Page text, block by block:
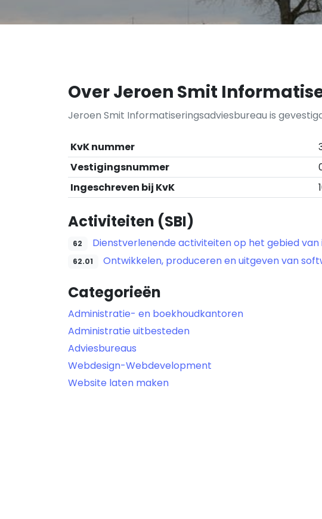
Over Jeroen Smit
Jeroen Smit Informatiseringsadviesbureau is
KvK nummer
Vestigingsnummer
Ingeschreven bij KvK
Activiteiten (SBI)
62 Dienstverlenende activiteiten op het gebied
62.01 Ontwikkelen, produceren en uitgeven van
Categorieën
Administratie- en boekhoudkantoren
Administratie uitbesteden
Adviesbureaus
Webdesign-Webdevelopment
Website laten maken